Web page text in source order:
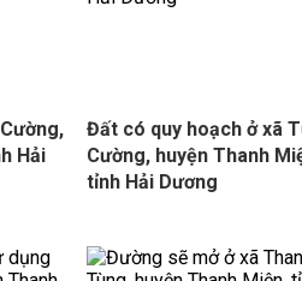
Hải
Đất có quy hoạch ở xã
Cường, huyện Thanh
tỉnh Hải Dương